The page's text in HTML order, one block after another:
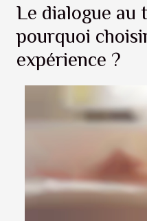
Le dialogue au
pourquoi
expérience ?